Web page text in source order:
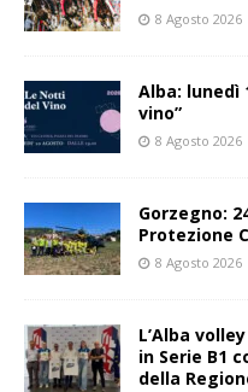
8 Agosto 2026
Alba: lunedì
vino”
8 Agosto 2026
Gorzegno:
Protezione
8 Agosto 2026
L’Alba
in Serie B1
della